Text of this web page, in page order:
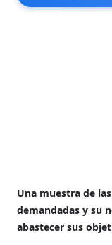
Una muestra de
demandadas y su
abastecer sus